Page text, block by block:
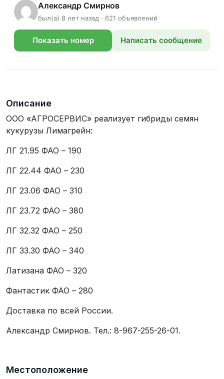
Александр Смирнов
был(а) 8 лет назад · 621 объявлений
Показать номер Написать сообщение
Описание
ООО «АГРОСЕРВИС» реализует гибриды семян
кукурузы Лимагрейн:
ЛГ 21.95 ФАО – 190
ЛГ 22.44 ФАО – 230
ЛГ 23.06 ФАО – 310
ЛГ 23.72 ФАО – 380
ЛГ 32.32 ФАО – 250
ЛГ 33.30 ФАО – 340
Латизана ФАО – 320
Фантастик ФАО – 280
Доставка по всей России.
Александр Смирнов. Тел.: 8-967-255-26-01.
Местоположение